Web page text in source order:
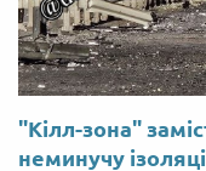
"Кілл-зона"
неминучу